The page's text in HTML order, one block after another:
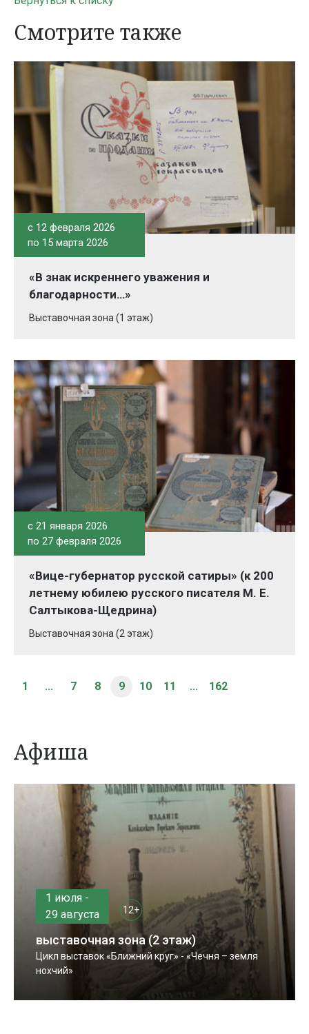
Смотрите также
c 12 февраля 2026
по 15 марта 2026
«В знак искреннего уважения и
благодарности…»
Выставочная зона (1 этаж)
c 21 января 2026
по 27 февраля 2026
«Вице-губернатор русской сатиры» (к 200
летнему юбилею русского писателя М. Е.
Салтыкова-Щедрина)
Выставочная зона (2 этаж)
1 ... 7 8 9 10 11 ... 162
Афиша
1 июля -
29 августа
12+
выставочная зона (2 этаж)
Цикл выставок «Ближний круг» - «Чечня – земля
нохчий»